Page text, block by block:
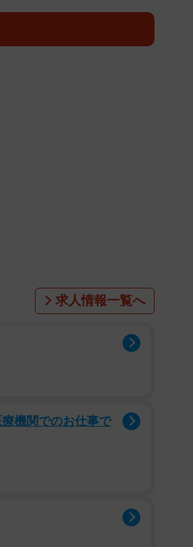
声を手にした福田のキャリ
て立ち止まってしまった時
る。そんな人たちに勝てる
求人情報一覧へ
機関でのお仕事で